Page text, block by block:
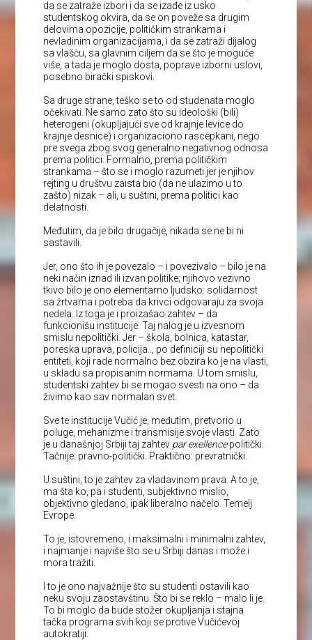
da se zatraže izbori i da se izađe iz usko
studentskog okvira, da se on poveže sa drugim
delovima opozicije, političkim strankama i
nevladinim organizacijama, i da se zatraži dijalog
sa vlašću, sa glavnim ciljem da se što je moguće
više, a tada je moglo dosta, poprave izborni uslovi,
posebno birački spiskovi.
Sa druge strane, teško se to od studenata moglo
očekivati. Ne samo zato što su ideološki (bili)
heterogeni (okupljajući sve od krajnje levice do
krajnje desnice) i organizaciono rascepkani, nego
pre svega zbog svog generalno negativnog odnosa
prema politici. Formalno, prema političkim
strankama – što se i moglo razumeti jer je njihov
rejting u društvu zaista bio (da ne ulazimo u to
zašto) nizak – ali, u suštini, prema politici kao
delatnosti.
Međutim, da je bilo drugačije, nikada se ne bi ni
sastavili.
Jer, ono što ih je povezalo – i povezivalo – bilo je na
neki način iznad ili izvan politike; njihovo vezivno
tkivo bilo je ono elementarno ljudsko: solidarnost
sa žrtvama i potreba da krivci odgovaraju za svoja
nedela. Iz toga je i proizašao zahtev – da
funkcionišu institucije. Taj nalog je u izvesnom
smislu nepolitički. Jer – škola, bolnica, katastar,
poreska uprava, policija.., po definiciji su nepolitički
entiteti, koji rade normalno bez obzira ko je na vlasti,
u skladu sa propisanim normama. U tom smislu,
studentski zahtev bi se mogao svesti na ono – da
živimo kao sav normalan svet.
Sve te institucije Vučić je, međutim, pretvorio u
poluge, mehanizme i transmisije svoje vlasti. Zato
je u današnjoj Srbiji taj zahtev par exellencepolitički.
Tačnije: pravno-politički. Praktično: prevratnički.
U suštini, to je zahtev za vladavinom prava. A to je,
ma šta ko, pa i studenti, subjektivno mislio,
objektivno gledano, ipak liberalno načelo. Temelj
Evrope.
To je, istovremeno, i maksimalni i minimalni zahtev,
i najmanje i najviše što se u Srbiji danas i može i
mora tražiti.
I to je ono najvažnije što su studenti ostavili kao
neku svoju zaostavštinu. Što bi se reklo – malo li je.
To bi moglo da bude stožer okupljanja i stajna
tačka programa svih koji se protive Vučićevoj
autokratiji.